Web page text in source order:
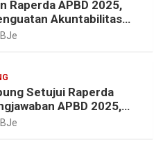
Raperda APBD 2025,
Akuntabilitas
Lampung
BJe
Setujui Raperda
APBD 2025,
Rekomendasi
BJe